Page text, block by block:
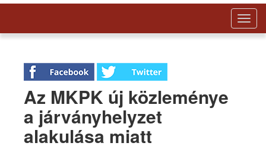
Az MKPK új közleménye
a járványhelyzet
alakulása miatt